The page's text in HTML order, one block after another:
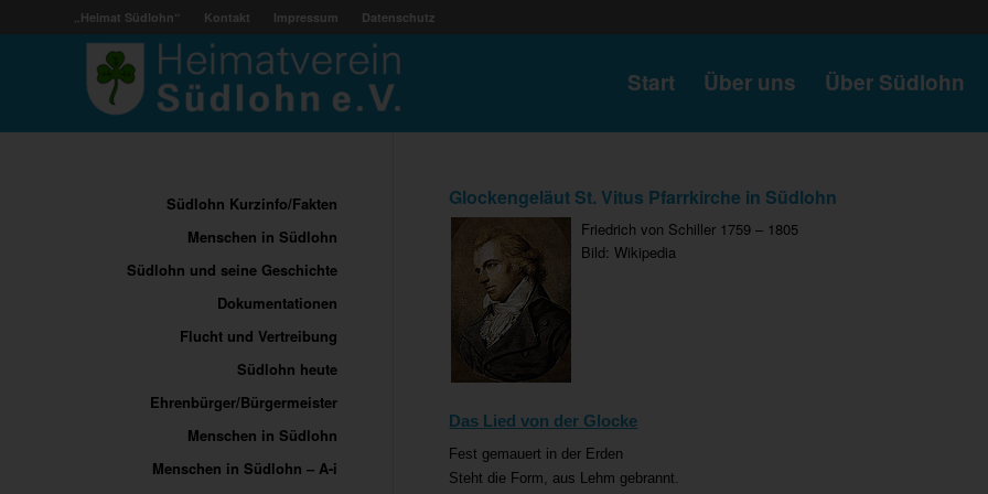
„Heimat Südlohn“ Kontakt Impressum Datenschutz
Start Über uns Über Südlohn
Glockengeläut St. Vitus Pfarrkirche in Südlohn
Friedrich von Schiller 1759 – 1805
Bild: Wikipedia
Das Lied von der Glocke
Fest gemauert in der Erden
Steht die Form, aus Lehm gebrannt.
Südlohn Kurzinfo/Fakten
Menschen in Südlohn
Südlohn und seine Geschichte
Dokumentationen
Flucht und Vertreibung
Südlohn heute
Ehrenbürger/Bürgermeister
Menschen in Südlohn
Menschen in Südlohn – A-i